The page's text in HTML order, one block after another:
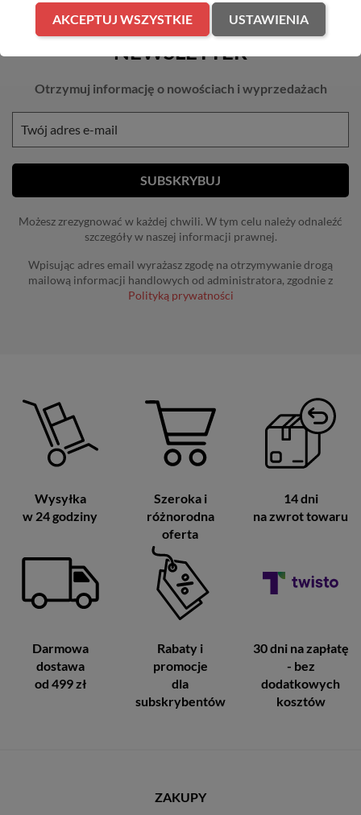
NEWSLETTER
Otrzymuj informację o nowościach i wyprzedażach
Możesz zrezygnować w każdej chwili. W tym celu należy odnaleźć
szczegóły w naszej informacji prawnej.
Wpisując adres email wyrażasz zgodę na otrzymywanie drogą
mailową informacji handlowych od administratora, zgodnie z
Polityką prywatności
Wysyłka
w 24 godziny
Szeroka i
różnorodna
oferta
14 dni
na zwrot towaru
Darmowa
dostawa
od 499 zł
Rabaty i
promocje
dla
subskrybentów
30 dni na zapłatę
- bez
dodatkowych
kosztów
ZAKUPY
AKCEPTUJ WSZYSTKIE USTAWIENIA